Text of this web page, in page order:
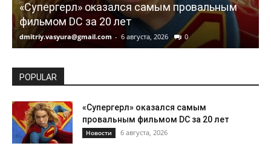
«Супергерл» оказался самым провальным
фильмом DC за 20 лет
dmitriy.vasyura@gmail.com - 6 августа, 2026 0
POPULAR
«Супергерл» оказался самым
провальным фильмом DC за 20 лет
Новости 6 августа, 2026